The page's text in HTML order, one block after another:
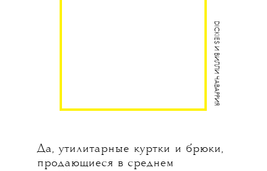
DICKIES И ВИЛЛИ ЧАВАРРИЯ
Да, утилитарные куртки и брюки,
продающиеся в среднем